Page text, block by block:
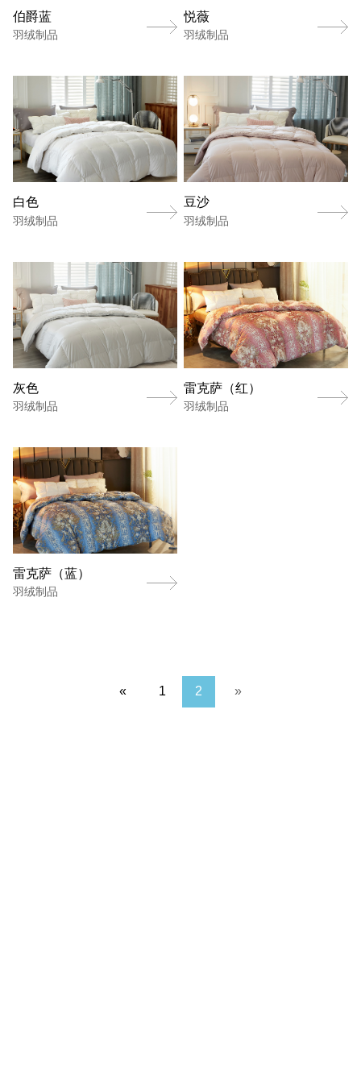
伯爵蓝
羽绒制品
悦薇
羽绒制品
白色
羽绒制品
豆沙
羽绒制品
灰色
羽绒制品
雷克萨（红）
羽绒制品
雷克萨（蓝）
羽绒制品
« 1 2 »